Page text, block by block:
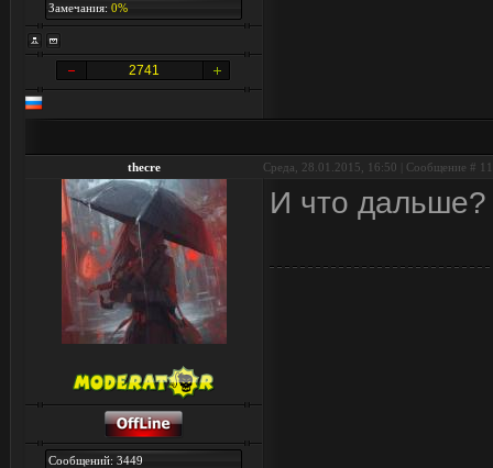
Замечания:0%
2741
thecre Среда, 28.01.2015, 16:50 | Сообщение # 11
Сообщений: 3449
И что дальше?